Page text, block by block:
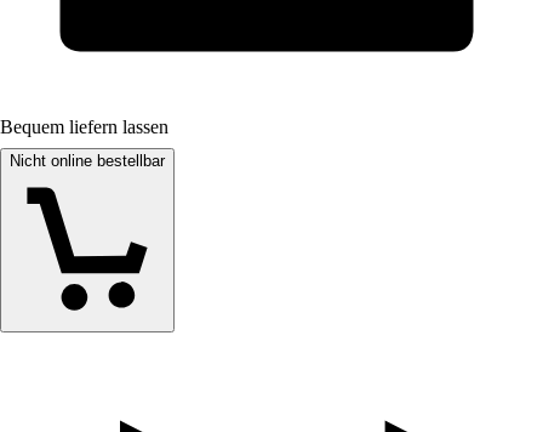
Bequem liefern lassen
Nicht online bestellbar